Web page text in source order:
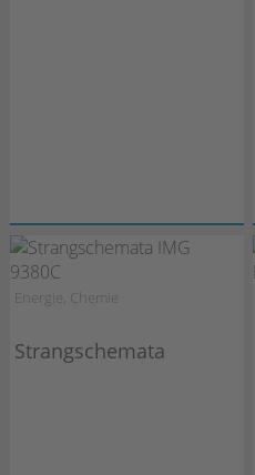
Energie, Chemie
Strangschemata